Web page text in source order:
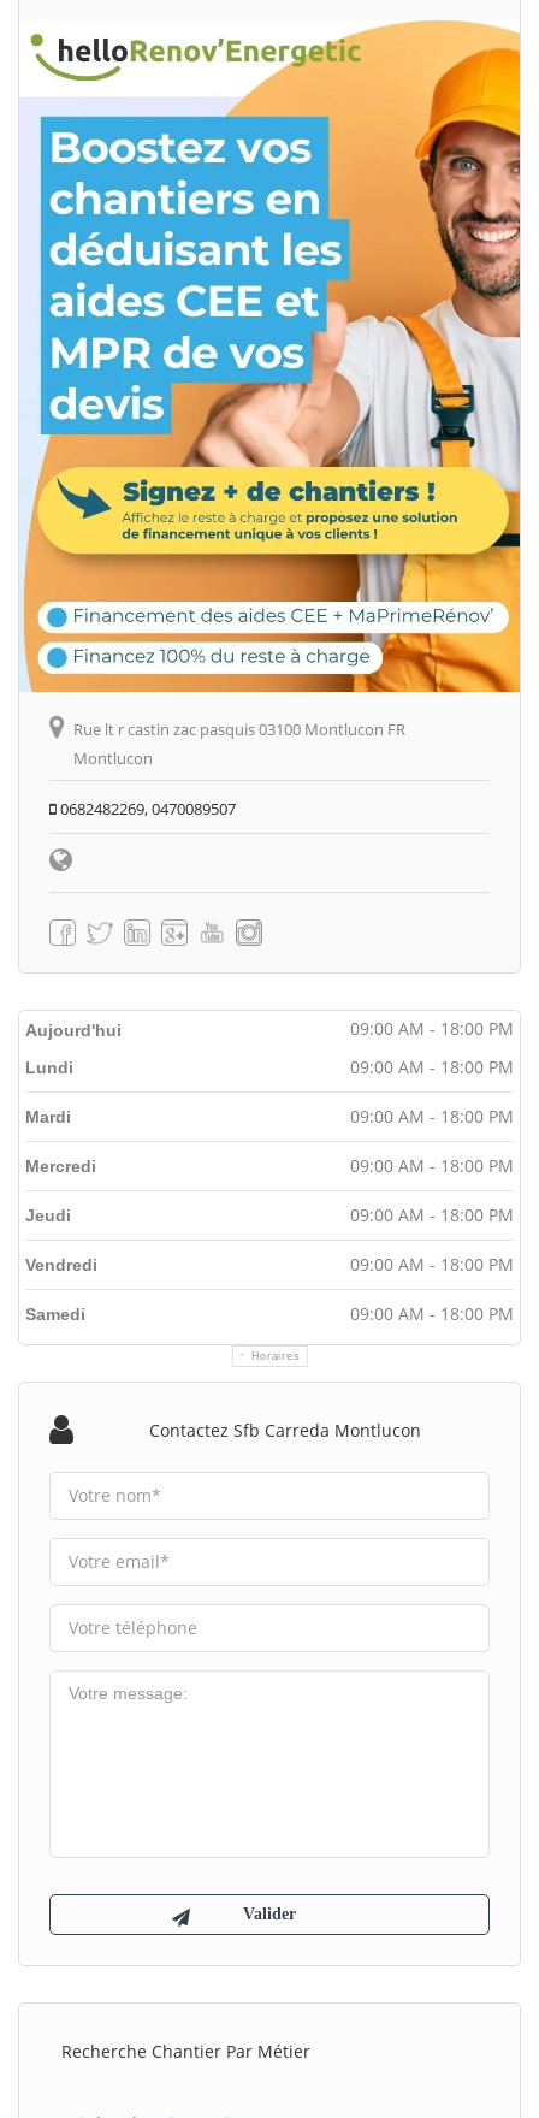
Rue lt r castin zac pasquis 03100 Montlucon FR
Montlucon
0682482269, 0470089507
Aujourd'hui 09:00 AM - 18:00 PM
Horaires
Lundi 09:00 AM - 18:00 PM
Mardi 09:00 AM - 18:00 PM
Mercredi 09:00 AM - 18:00 PM
Jeudi 09:00 AM - 18:00 PM
Vendredi 09:00 AM - 18:00 PM
Samedi 09:00 AM - 18:00 PM
Contactez Sfb Carreda Montlucon
Recherche Chantier Par Métier